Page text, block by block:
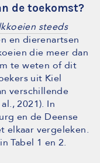
de toekomst?
steeds
en dierenartsen
die meer dan
te weten of dit
uit Kiel
verschillende
2021). In
en de Deense
elkaar vergeleken.
Tabel 1 en 2.